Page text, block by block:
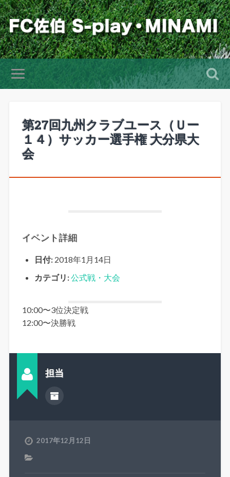
第27回九州クラブユース（Ｕー
１４）サッカー選手権 大分県大
会
イベント詳細
日付: 2018年1月14日
カテゴリ:公式戦・大会
10:00〜3位決定戦
12:00〜決勝戦
担当
2017年12月12日